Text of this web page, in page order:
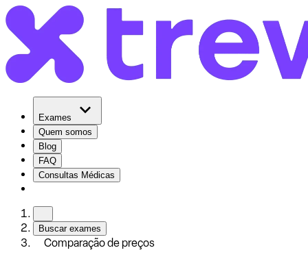
Exames
Quem somos
Blog
FAQ
Consultas Médicas
Buscar exames
Comparação de preços